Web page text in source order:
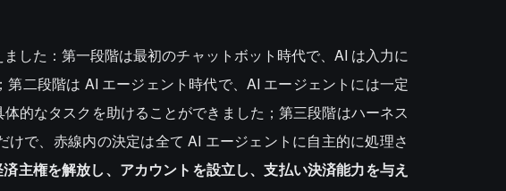
した：第一段階は最初のチャットボット時代で、AI は入力に
二段階は AI エージェント時代で、AI エージェントには一定
的なタスクを助けることができました；第三段階はハーネス
で、赤線内の決定は全て AI エージェントに自主的に処理さ
主権を解放し、アカウントを設立し、支払い決済能力を与え